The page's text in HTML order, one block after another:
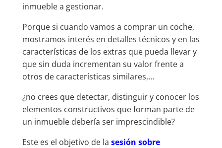
inmueble a gestionar.
Porque si cuando vamos a comprar un coche,
mostramos interés en detalles técnicos y en las
características de los extras que pueda llevar y
que sin duda incrementan su valor frente a
otros de características similares,…
¿no crees que detectar, distinguir y conocer los
elementos constructivos que forman parte de
un inmueble debería ser imprescindible?
Este es el objetivo de la sesión sobre